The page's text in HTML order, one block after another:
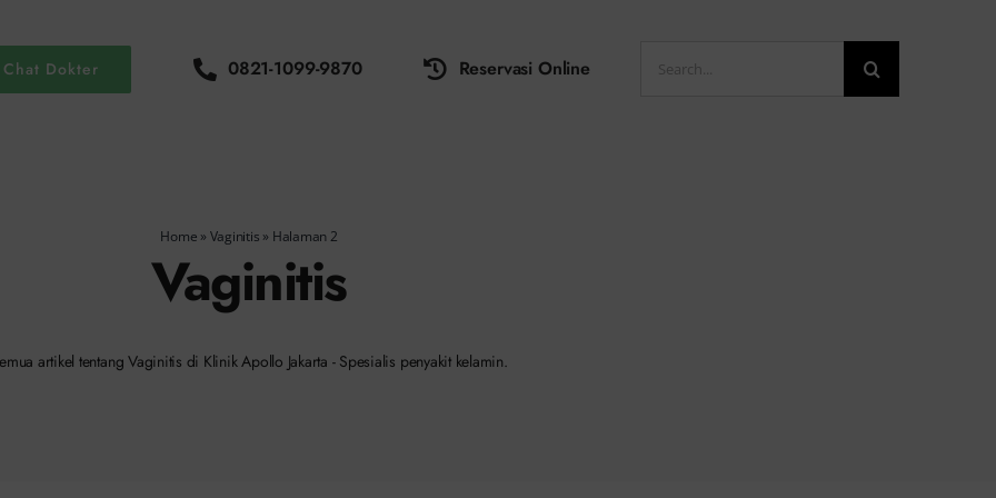
Chat Dokter 0821-1099-9870 Reservasi Online
for:
Home » Vaginitis » Halaman 2
Vaginitis
artikel tentang Vaginitis di Klinik Apollo Jakarta - Spesialis penyakit kelamin.